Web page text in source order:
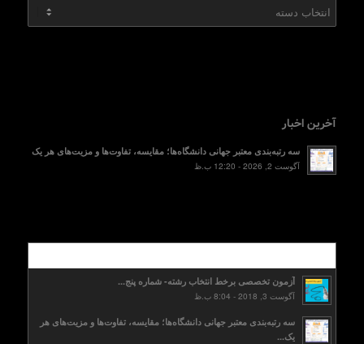
آخرین اخبار
سه رتبه‌بندی معتبر جهانی دانشگاه‌ها؛ مقایسه، تفاوت‌ها و مزیت‌های هر یک
آگوست 2, 2026 - 12:20 ب.ظ
آزمون تخصصی برخط انتخاب رشته- شماره پنج...
آگوست 3, 2018 - 8:04 ب.ظ
سه رتبه‌بندی معتبر جهانی دانشگاه‌ها؛ مقایسه، تفاوت‌ها و مزیت‌های هر
یک...